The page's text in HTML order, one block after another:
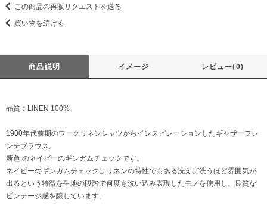
この商品の再販リクエストを送る
買い物を続ける
商品説明 イメージ レビュー(0)
品質：LINEN 100%
1900年代前期のワークリネンシャツからインスピレーションしたギャザーフレ
ンチブラウス。
新色 のネイビーのギンガムチェックです。
ネイビーのギンガムチェックはリネンの特性でもある洗えば洗うほど雰囲気が
出るという特徴を生地の段階で何度も洗い込み表現したモノを使用し、良質な
ビンテージ感を醸しています。